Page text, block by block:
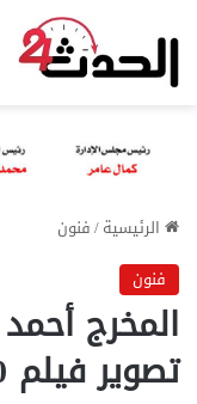
الرئيسية/فنون
فنون
المخرج
تصوير فيلم 30 مارس